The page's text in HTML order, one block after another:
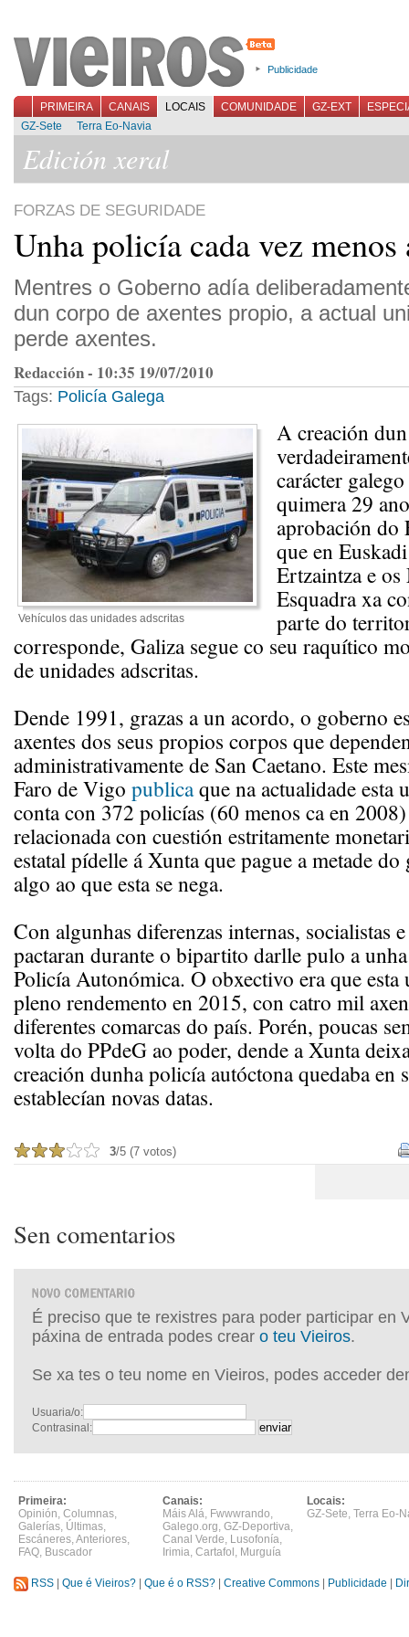
Publicidade
PRIMEIRA CANAIS LOCAIS COMUNIDADE GZ-EXT
GZ-Sete
Terra Eo-Navia
Edición xeral
FORZAS DE SEGURIDADE
Unha policía cada vez menos
Mentres o Goberno adía
dun corpo de axentes propio, a actual
perde axentes.
Redacción - 10:35 19/07/2010
Tags: Policía Galega
Vehículos das unidades adscritas
A creación
carácter
quimera 29
aprobación do
que en
Ertzaintza e os
Esquadra xa
parte do
corresponde, Galiza segue co seu raquítico
de unidades adscritas.
Dende 1991, grazas a un acordo, o goberno
axentes dos seus propios corpos que
administrativamente de San Caetano. Este
Faro de Vigo publicaque na actualidade esta
conta con 372 policías (60 menos ca en
relacionada con cuestión estritamente
estatal pídelle á Xunta que pague a metade
algo ao que esta se nega.
Con algunhas diferenzas internas, socialistas
pactaran durante o bipartito darlle pulo a
Policía Autonómica. O obxectivo era que esta
pleno rendemento en 2015, con catro mil
diferentes comarcas do país. Porén, poucas
volta do PPdeG ao poder, dende a Xunta
creación dunha policía autóctona quedaba en
establecían novas datas.
3/5 (7 votos)
Sen comentarios
É preciso que te rexistres para poder participar en
páxina de entrada podes crear o teu Vieiros.
Se xa tes o teu nome en Vieiros, podes acceder
Usuaria/o:
Contrasinal:
Primeira:
Opinión, Columnas,
Galerías, Últimas,
Escáneres,Anteriores,
FAQ, Buscador
Canais:
Máis Alá, Fwwwrando,
Galego.org, GZ-Deportiva,
Canal Verde, Lusofonía,
Irimia, Cartafol , Murguía
Locais:
GZ-Sete, Terra Eo-
RSS Que é Vieiros? Que é o RSS? Creative Commons Publicidade